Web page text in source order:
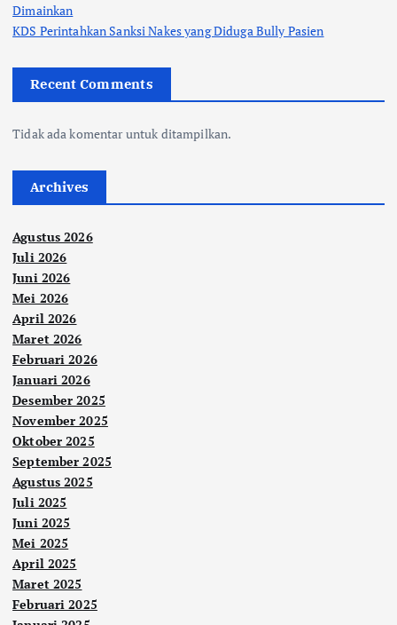
Dimainkan
KDS Perintahkan Sanksi Nakes yang Diduga Bully Pasien
Recent Comments
Tidak ada komentar untuk ditampilkan.
Archives
Agustus 2026
Juli 2026
Juni 2026
Mei 2026
April 2026
Maret 2026
Februari 2026
Januari 2026
Desember 2025
November 2025
Oktober 2025
September 2025
Agustus 2025
Juli 2025
Juni 2025
Mei 2025
April 2025
Maret 2025
Februari 2025